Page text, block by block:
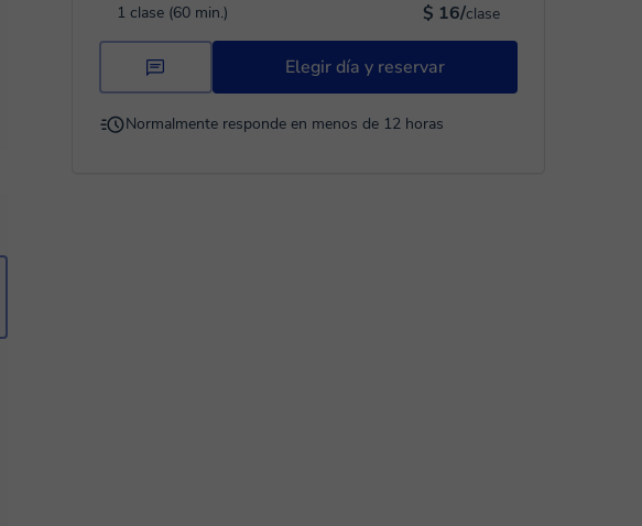
1 clase (60 min.)
$ 16/clase
Elegir día y reservar
Normalmente responde en menos de 12 horas